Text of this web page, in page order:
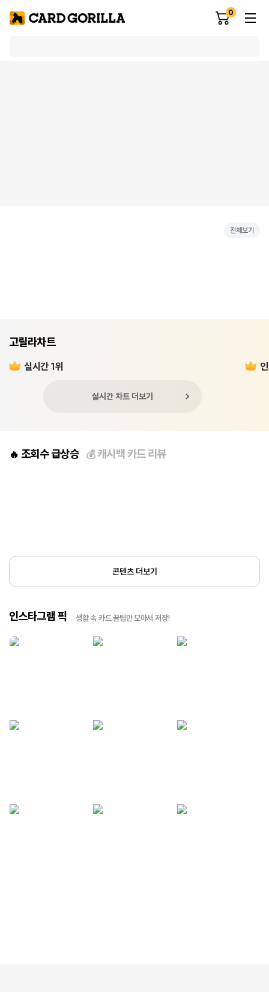
0
전체보기
고릴라차트
실시간 1위
실시간 차트 더보기
🔥 조회수 급상승 💰캐시백 카드 리뷰
콘텐츠 더보기
인스타그램 픽 생활 속 카드 꿀팁만 모아서 저장!